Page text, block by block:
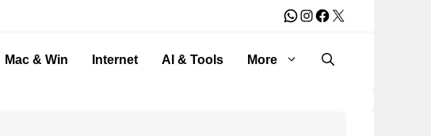
WhatsApp
Instagram
Facebook
X
Mac & Win Internet AI & Tools More